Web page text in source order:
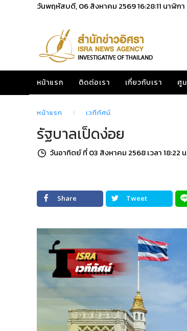
วันพฤหัสบดี, 06 สิงหาคม 256916:28:12นาฬิกา
หน้าแรก ติดต่อเรา เกี่ยวกับเรา ศู
หน้าแรก เวทีทัศน์
รัฐบาลเป็ดง่อย
วันอาทิตย์ ที่ 03 สิงหาคม 2568 เวลา 18:22
Share Tweet